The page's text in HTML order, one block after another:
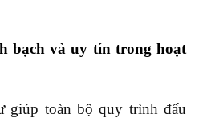
bạch và uy tín trong hoạt
giúp toàn bộ quy trình đấu